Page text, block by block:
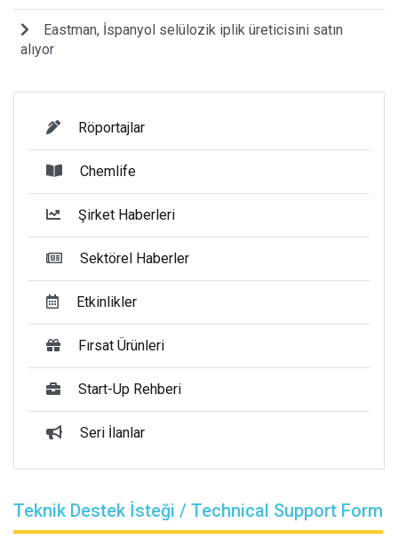
Eastman, İspanyol selülozik iplik üreticisini satın
alıyor
Röportajlar
Chemlife
Şirket Haberleri
Sektörel Haberler
Etkinlikler
Fırsat Ürünleri
Start-Up Rehberi
Seri İlanlar
Teknik Destek İsteği / Technical Support Form